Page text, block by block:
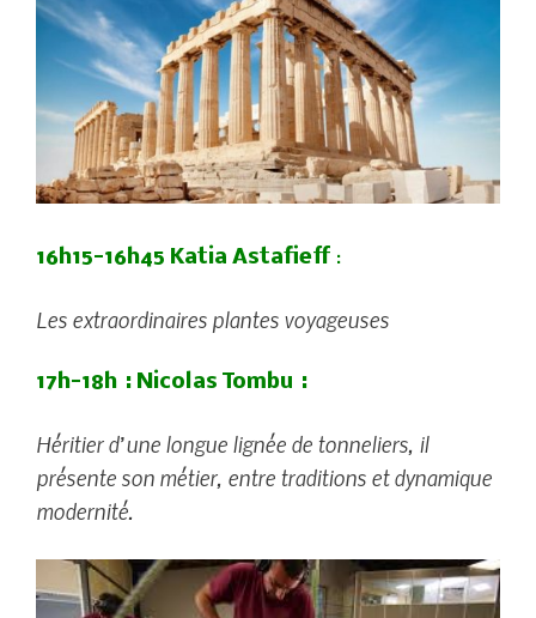
16h15-16h45 Katia Astafieff :
Les extraordinaires plantes voyageuses
17h-18h : Nicolas Tombu :
Héritier d’une longue lignée de tonneliers, il
présente son métier, entre traditions et dynamique
modernité.